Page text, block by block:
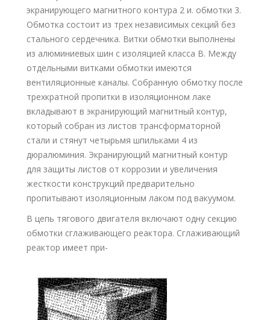
экранирующего магнитного контура 2 и. обмотки 3.
Обмотка состоит из трех независимых секций без
стального сердечника. Витки обмотки выполнены
из алюминиевых шин с изоляцией класса В. Между
отдельными витками обмотки имеются
вентиляционные каналы. Собранную обмотку после
трехкратной пропитки в изоляционном лаке
вкладывают в экранирующий магнитный контур,
который собран из листов трансформаторной
стали и стянут четырьмя шпильками 4 из
дюралюминия. Экранирующий магнитный контур
для защиты листов от коррозии и увеличения
жесткости конструкций предварительно
пропитывают изоляционным лаком под вакуумом.
В цепь тягового двигателя включают одну секцию
обмотки сглаживающего реактора. Сглаживающий
реактор имеет при-